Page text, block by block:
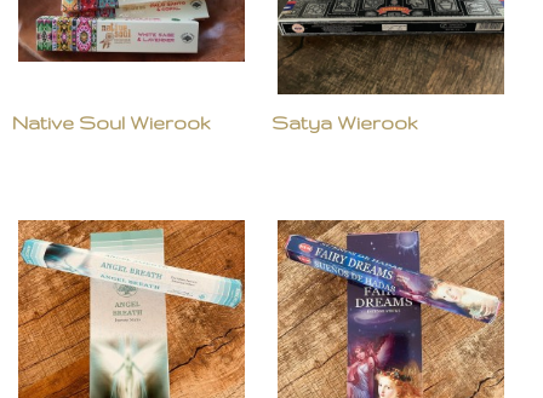
Native Soul Wierook Satya Wierook